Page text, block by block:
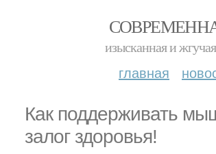
изысканная и
главная
Как поддерживать
залог здоровья!